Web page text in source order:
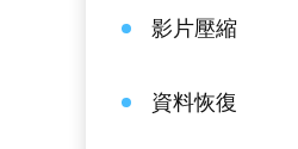
影片壓縮
資料恢復